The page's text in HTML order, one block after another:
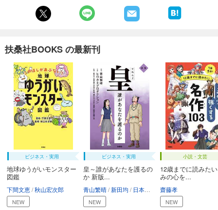
扶桑社BOOKS の最新刊
ビジネス・実用
地球ゆうがいモンスター
図鑑
下間文恵 秋山宏次郎
NEW
ビジネス・実用
皇～誰があなたを護るの
か 新版...
青山繁晴 新田均 日本の尊厳と国益を護る会
NEW
小説・文芸
12歳までに読みた
みの心を...
齋藤孝
NEW